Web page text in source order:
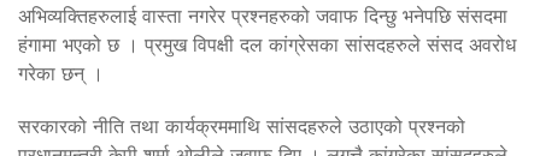
अभिव्यक्तिहरुलाई वास्ता नगरेर प्रश्नहरुको जवाफ दिन्छु भनेपछि संसदमा
हंगामा भएको छ । प्रमुख विपक्षी दल कांग्रेसका सांसदहरुले संसद अवरोध
गरेका छन् ।
सरकारको नीति तथा कार्यक्रममाथि सांसदहरुले उठाएको प्रश्नको